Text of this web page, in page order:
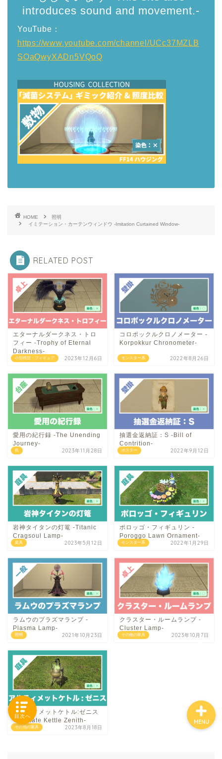
introduces sound and movement.-
YouTube：
https://www.youtube.com/channel/UCc37MZLB
SOaQwyXADn5VQoQ
HOME
照明
イミテーション・カーテンウィンドウ -Imitation Curtained Window-
RELATED POST
小型模型・フィギュア
エターナルダークネス・トロ
フィー -Trophy of Eternal
Darkness-
2023年12月6日 モンスター系
コロポックルクロノメーター -
Korpokkur Chronometer-
2022年8月26日
机
愛用の紀行録 -The Unending
Journey-
2023年11月28日 ポスター
抽選金返納証：S -Bill of
Contrition-
2022年9月12日
庭具
岩神タイタンの灯篭 -Titanic
Cragsoul Lamp-
2023年5月12日 モンスター系
ポロッゴ・フィギュリン -
Poroggo Lawn Ornament-
2022年1月29日
照明
ラムウのプラズマランプ -
Plasma Lamp-
2021年10月23日 その他の家具
クラスター・ルームランプ -
Cluster Lamp-
2023年10月7日
その他の家具
アルティメットケトル:ゼニス
-Ultimate Kettle Zenith-
2023年8月18日
MENU
「カテゴリー」の一覧 -
Category List-
HOUSING COLLECTIONと
ご要望はコチラから
目次へ